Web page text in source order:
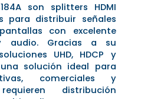
son splitters HDMI
para distribuir señales
con excelente
audio. Gracias a su
UHD, HDCP y
solución ideal para
comerciales y
distribución